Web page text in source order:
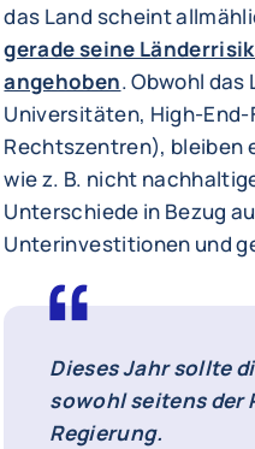
das Land scheint
gerade seine
angehoben. Obwohl
Universitäten, High-
Rechtszentren), bleiben
wie z. B. nicht
Unterschiede in Bezug
Unterinvestitionen und
Dieses Jahr sollte
sowohl seitens der
Regierung.